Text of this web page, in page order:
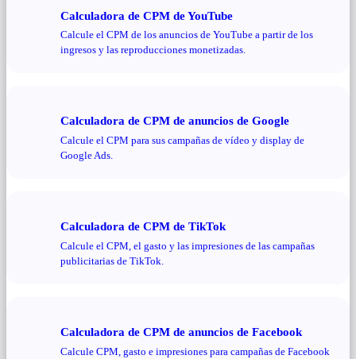
Calculadora de CPM de YouTube
Calcule el CPM de los anuncios de YouTube a partir de los
ingresos y las reproducciones monetizadas.
Calculadora de CPM de anuncios de Google
Calcule el CPM para sus campañas de vídeo y display de
Google Ads.
Calculadora de CPM de TikTok
Calcule el CPM, el gasto y las impresiones de las campañas
publicitarias de TikTok.
Calculadora de CPM de anuncios de Facebook
Calcule CPM, gasto e impresiones para campañas de Facebook